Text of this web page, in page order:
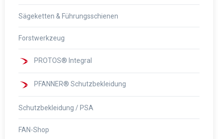
Sägeketten & Führungsschienen
Forstwerkzeug
PROTOS® Integral
PFANNER® Schutzbekleidung
Schutzbekleidung / PSA
FAN-Shop